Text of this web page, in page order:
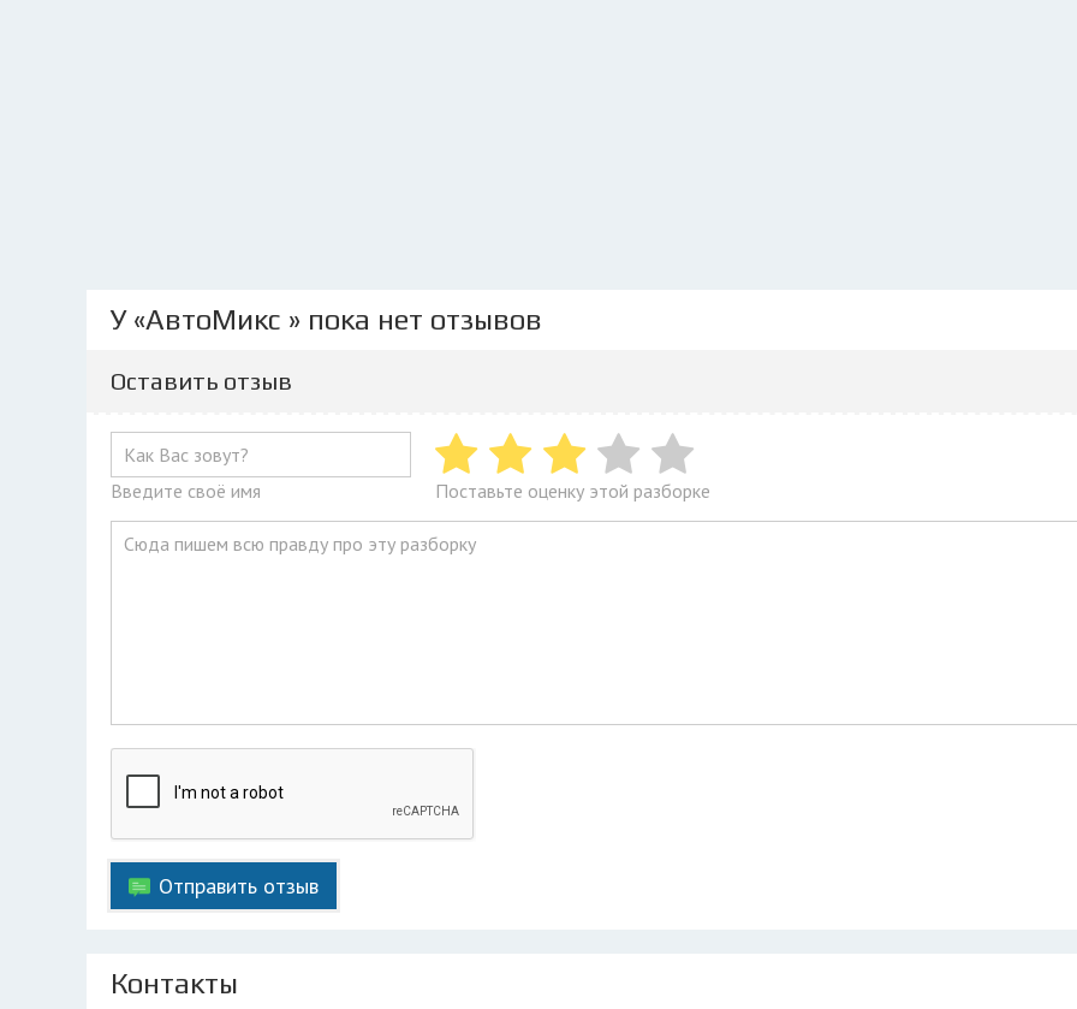
У «АвтоМикс » пока нет отзывов
Оставить отзыв
Введите своё имя Поставьте оценку этой разборке
Отправить отзыв
Контакты